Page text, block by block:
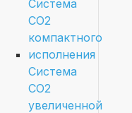
Система
СО2
компактного
исполнения
Система
СО2
увеличенной